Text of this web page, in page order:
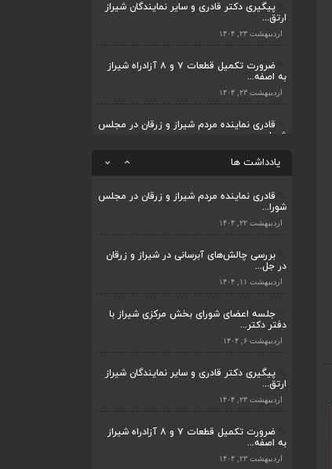
پیگیری دکتر قادری و سایر نمایندگان شیراز
ارتق...
اردیبهشت ۲۳, ۱۴۰۴
ضرورت تکمیل قطعات ۷ و ۸ آزادراه شیراز
به اصفه...
اردیبهشت ۲۳, ۱۴۰۴
قادری نماینده مردم شیراز و زرقان در مجلس
شورا...
در جل...
اردیبهشت ۱۱, ۱۴۰۴
یادداشت ها
جلسه اعضای شورای بخش مرکزی شیراز با
دفتر دکتر...
پیگیری دکتر قادری و سایر نمایندگان شیراز
ارتق...
اردیبهشت ۲۳, ۱۴۰۴
قادری نماینده مردم شیراز و زرقان در مجلس
شورا...
اردیبهشت ۲۲, ۱۴۰۴
بررسی چالش‌های آبرسانی در شیراز و زرقان
در جل...
اردیبهشت ۱۱, ۱۴۰۴
جلسه اعضای شورای بخش مرکزی شیراز با
دفتر دکتر...
اردیبهشت ۶, ۱۴۰۴
پیگیری دکتر قادری و سایر نمایندگان شیراز
ارتق...
اردیبهشت ۲۳, ۱۴۰۴
ضرورت تکمیل قطعات ۷ و ۸ آزادراه شیراز
به اصفه...
اردیبهشت ۲۳, ۱۴۰۴